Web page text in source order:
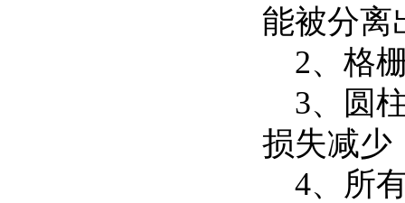
能被分离
2、格
3、圆
损失减少
4、所